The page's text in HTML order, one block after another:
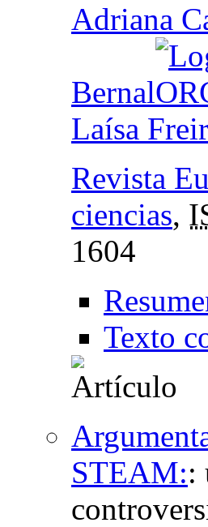
Adriana
Bernal
Laísa
Revista
ciencias,
1604
Texto
STEAM::